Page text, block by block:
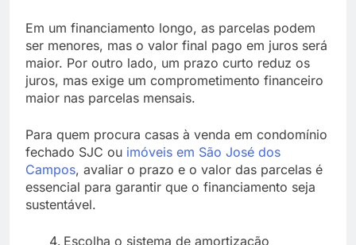
Em um financiamento longo, as parcelas podem
ser menores, mas o valor final pago em juros será
maior. Por outro lado, um prazo curto reduz os
juros, mas exige um comprometimento financeiro
maior nas parcelas mensais.
Para quem procura casas à venda em condomínio
fechado SJC ou imóveis em São José dos
Campos, avaliar o prazo e o valor das parcelas é
essencial para garantir que o financiamento seja
sustentável.
Escolha o sistema de amortização